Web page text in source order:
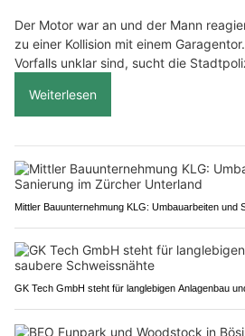
Der Motor war an und der Mann
zu einer Kollision mit einem
Vorfalls unklar sind, sucht die
Weiterlesen
Mittler Bauunternehmung KLG: Umbauarbeiten und
GK Tech GmbH steht für langlebigen Anlagenbau